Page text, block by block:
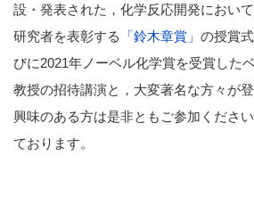
設・発表された，化学反応開発におい
研究者を表彰する
「鈴木章賞」 の授賞
びに2021年ノーベル化学賞を受賞した
教授の招待講演と，大変著名な方々が
興味のある方は是非ともご参加くださ
ております。